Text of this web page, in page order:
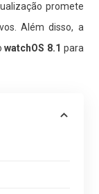
promete
Além disso, a
watchOS 8.1 para